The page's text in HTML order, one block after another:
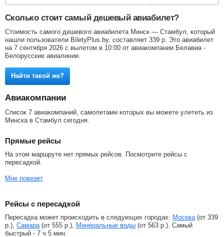
Сколько стоит самый дешевый авиабилет?
Стоимость самого дешевого авиабилета Минск — Стамбул, который
нашли пользователи BiletyPlus.by, составляет 339 р . Это авиабилет
на 7 сентября 2026 с вылетом в 10:00 от авиакомпании Белавиа -
Белорусские авиалинии.
Найти такой же?
Авиакомпании
Список 7 авиакомпаний, самолетами которых вы можете улететь из
Минска в Стамбул сегодня.
Прямые рейсы
На этом маршруте нет прямых рейсов. Посмотрите рейсы с
пересадкой.
Мне повезет
Рейсы с пересадкой
Пересадка может происходить в следующих городах: Москва (от 339
р. ), Самара (от 555 р. ), Минеральные воды (от 563 р. ). Самый
быстрый - 7 ч 5 мин.